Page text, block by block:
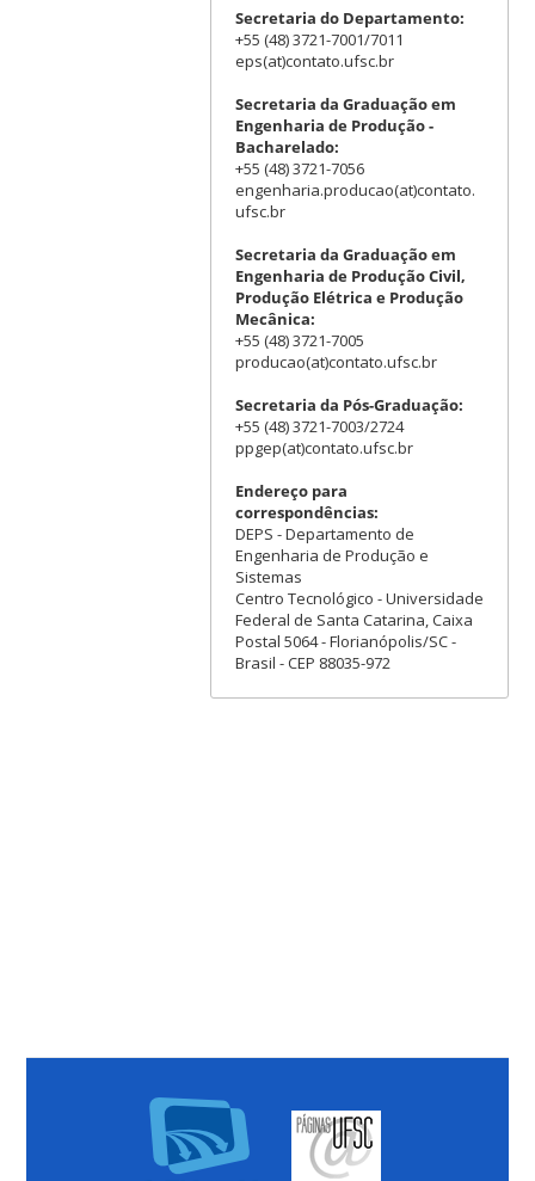
Secretaria do Departamento:
+55 (48) 3721-7001/7011
eps(at)contato.ufsc.br
Secretaria da Graduação em
Engenharia de Produção -
Bacharelado:
+55 (48) 3721-7056
engenharia.producao(at)contato.
ufsc.br
Secretaria da Graduação em
Engenharia de Produção Civil,
Produção Elétrica e Produção
Mecânica:
+55 (48) 3721-7005
producao(at)contato.ufsc.br
Secretaria da Pós-Graduação:
+55 (48) 3721-7003/2724
ppgep(at)contato.ufsc.br
Endereço para
correspondências:
DEPS - Departamento de
Engenharia de Produção e
Sistemas
Centro Tecnológico - Universidade
Federal de Santa Catarina, Caixa
Postal 5064 - Florianópolis/SC -
Brasil - CEP 88035-972